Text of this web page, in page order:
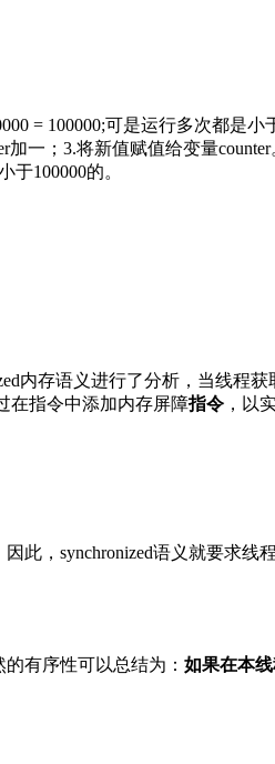
= 100000;可是运行多次都是小
一；3.将新值赋值给变量
100000的。
内存语义进行了分析，当线程
在指令中添加内存屏障指令 ，以
此，synchronized语义就要求线
有序性可以总结为： 如果在本